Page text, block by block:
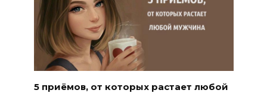
5 приёмов, от которых растает любой